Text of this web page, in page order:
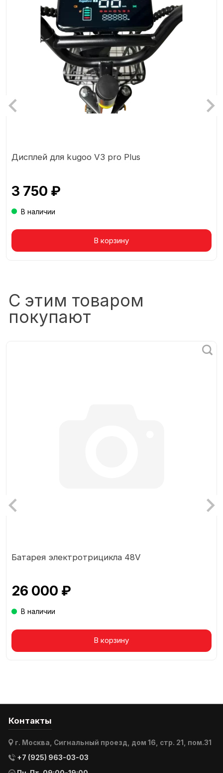
Товар в корзине
Дисплей для kugoo V3 pro Plus
3 750 ₽
В наличии
В корзину
С этим товаром
покупают
Товар в корзине
Батарея электротрицикла 48V
26 000 ₽
В наличии
В корзину
Контакты
г. Москва, Сигнальный проезд, дом 16, стр. 21, пом.31
+7 (925) 963-03-03